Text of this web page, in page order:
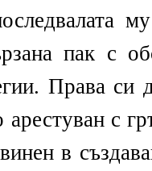
пак с
Права си
арестуван с
в